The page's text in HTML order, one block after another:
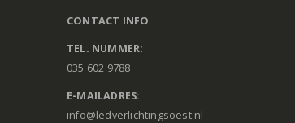
CONTACT INFO
TEL. NUMMER:
035 602 9788
E-MAILADRES:
info@ledverlichtingsoest.nl